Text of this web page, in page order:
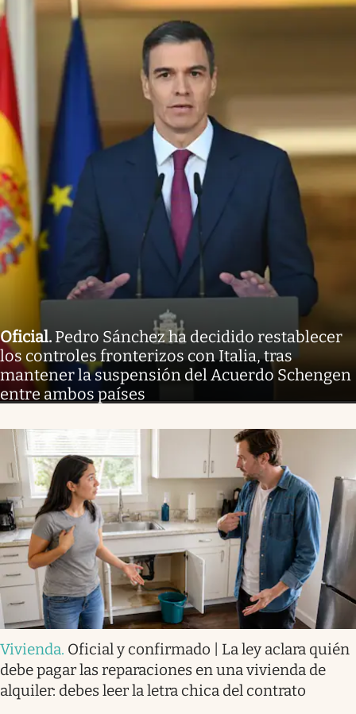
Oficial. Pedro Sánchez ha decidido restablecer
los controles fronterizos con Italia, tras
mantener la suspensión del Acuerdo Schengen
entre ambos países
Vivienda. Oficial y confirmado | La ley aclara quién
debe pagar las reparaciones en una vivienda de
alquiler: debes leer la letra chica del contrato